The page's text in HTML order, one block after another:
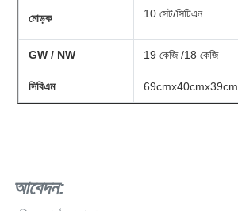
মোড়ক 10 সেট/সিটিএন
GW / NW 19 কেজি /18 কেজি
সিবিএম 69cmx40cmx39cm
আবেদন: